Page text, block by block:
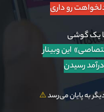
یک گوشی
این وبینار
رسیدن
به پایان می‌رسد⚠️